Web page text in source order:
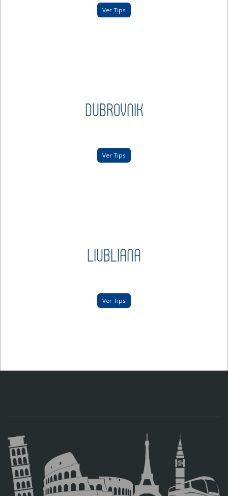
Ver Tips
DUBROVNIK
Ver Tips
LIUBLIANA
Ver Tips